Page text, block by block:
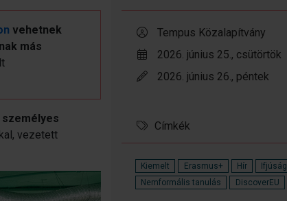
vehetnek
más
személyes
vezetett
Tempus Közalapítvány
2026. június 25., csütörtök
2026. június 26., péntek
Címkék
Kiemelt Erasmus+ Hír
Ifjúság
Nemformális tanulás
DiscoverEU